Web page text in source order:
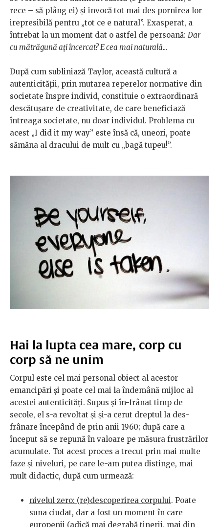
rece – să plâng ei) și invocă tot mai des pornirea lor
irepresibilă pentru „tot ce e natural”. Exasperat, a
întrebat la un moment dat o astfel de persoană: Dar
cu mătrăgună ați încercat? E cea mai naturală...
După cum subliniază Taylor, această cultură a
autenticității, prin mutarea reperelor normative din
societate înspre individ, constituie o extraordinară
descătușare de creativitate, de care beneficiază
întreaga societate, nu doar individul. Problema cu
acest „I did it my way” este însă că, uneori, poate
sămăna al dracului de mult cu „bagă tupeu!”.
Hai la lupta cea mare, corp cu
corp să ne unim
Corpul este cel mai personal obiect al acestor
emancipări și poate cel mai la îndemână mijloc al
acestei autenticități. Supus și în-frânat timp de
secole, el s-a revoltat și și-a cerut dreptul la des-
frânare începând de prin anii 1960; după care a
început să se repună în valoare pe măsura frustrărilor
acumulate. Tot acest proces a trecut prin mai multe
faze și niveluri, pe care le-am putea distinge, mai
mult didactic, după cum urmează:
nivelul zero: (re)descoperirea corpului. Poate
suna ciudat, dar a fost un moment în care
europenii (adică mai degrabă tinerii, mai din